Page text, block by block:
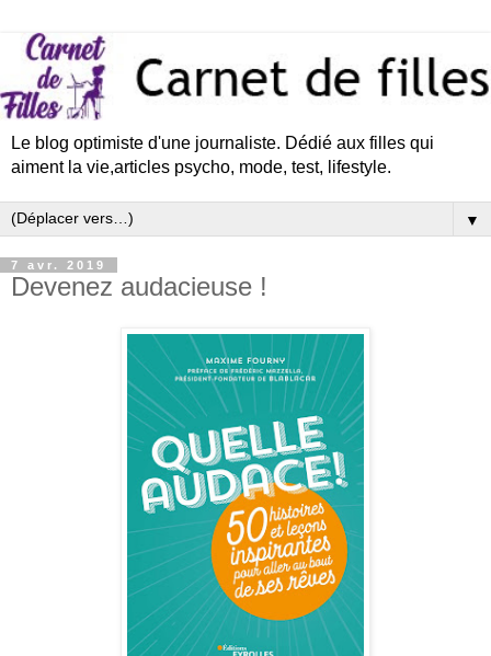
Le blog optimiste d'une journaliste. Dédié aux filles qui
aiment la vie,articles psycho, mode, test, lifestyle.
▼
7 avr. 2019
Devenez audacieuse !